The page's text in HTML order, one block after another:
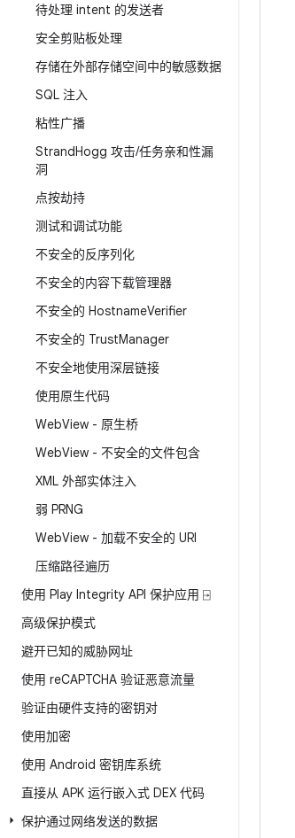
待处理 intent 的发送者
安全剪贴板处理
存储在外部存储空间中的敏感数据
SQL 注入
粘性广播
StrandHogg 攻击/任务亲和性漏
洞
点按劫持
测试和调试功能
不安全的反序列化
不安全的内容下载管理器
不安全的 HostnameVerifier
不安全的 TrustManager
不安全地使用深层链接
使用原生代码
WebView - 原生桥
WebView - 不安全的文件包含
XML 外部实体注入
弱 PRNG
WebView - 加载不安全的 URI
压缩路径遍历
使用 Play Integrity API 保护应用 ⍈
高级保护模式
避开已知的威胁网址
使用 reCAPTCHA 验证恶意流量
验证由硬件支持的密钥对
使用加密
使用 Android 密钥库系统
直接从 APK 运行嵌入式 DEX 代码
保护通过网络发送的数据